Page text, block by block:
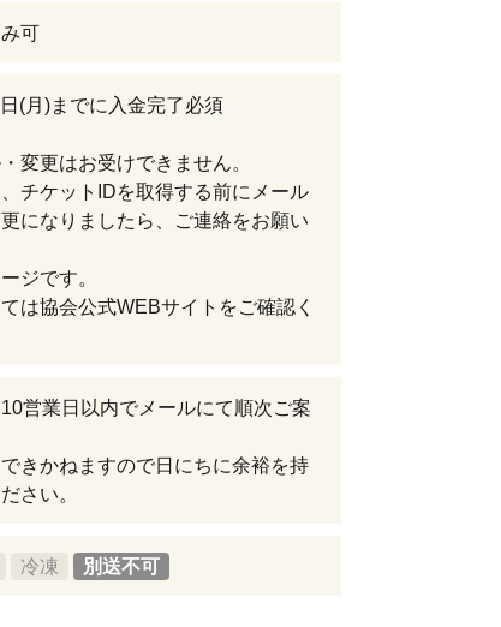
可
(月)までに入金完了必須
変更はお受けできません。
チケットIDを取得する前にメール
になりましたら、ご連絡をお願い
ジです。
は協会公式WEBサイトをご確認く
営業日以内でメールにて順次ご案
きかねますので日にちに余裕を持
さい。
冷凍 別送不可